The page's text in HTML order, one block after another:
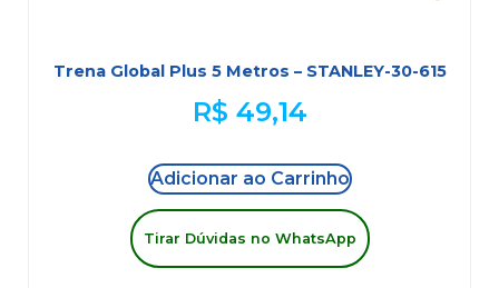
Trena Global Plus 5 Metros – STANLEY-30-615
R$ 49,14
Adicionar ao Carrinho
Tirar Dúvidas no WhatsApp